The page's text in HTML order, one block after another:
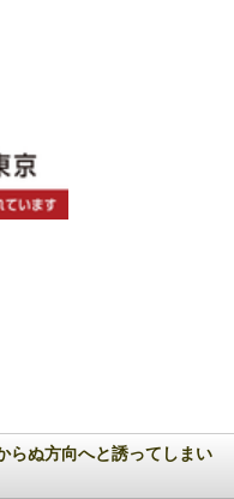
らぬ方向へと誘ってしまい